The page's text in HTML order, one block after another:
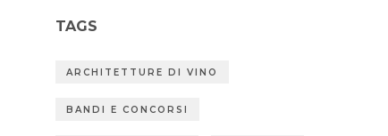
TAGS
ARCHITETTURE DI VINO
BANDI E CONCORSI